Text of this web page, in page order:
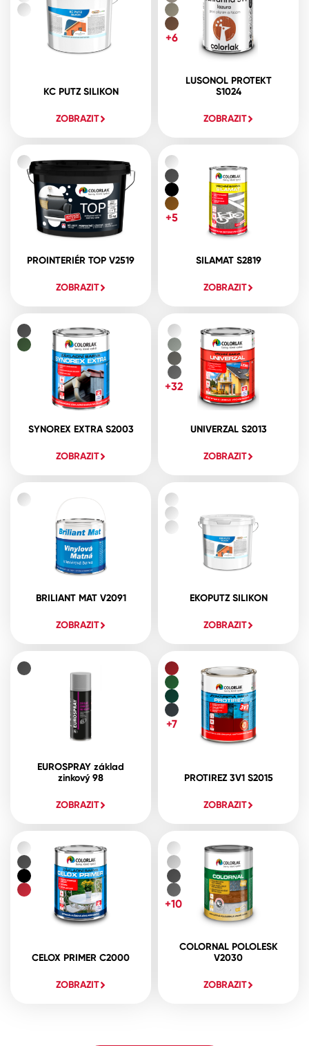
KC PUTZ SILIKON
ZOBRAZIT
LUSONOL PROTEKT
S1024
ZOBRAZIT
+6
PROINTERIÉR TOP V2519
ZOBRAZIT
SILAMAT S2819
ZOBRAZIT
+5
SYNOREX EXTRA S2003
ZOBRAZIT
UNIVERZAL S2013
ZOBRAZIT
+32
BRILIANT MAT V2091
ZOBRAZIT
EKOPUTZ SILIKON
ZOBRAZIT
EUROSPRAY základ
zinkový 98
ZOBRAZIT
PROTIREZ 3V1 S2015
ZOBRAZIT
+7
CELOX PRIMER C2000
ZOBRAZIT
COLORNAL POLOLESK
V2030
ZOBRAZIT
+10